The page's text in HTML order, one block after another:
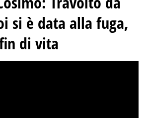
si è data alla fuga,
di vita